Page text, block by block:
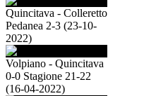
Quincitava - Colleretto
Pedanea 2-3 (23-10-
2022)
Volpiano - Quincitava
0-0 Stagione 21-22
(16-04-2022)